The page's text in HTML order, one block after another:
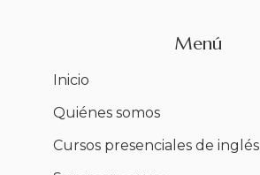
Menú
Inicio
Quiénes somos
Cursos presenciales de inglés